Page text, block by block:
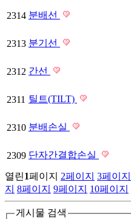
2314 분배선
2313 분기선
2312 간선
2311 틸트(TILT)
2310 분배손실
2309 단자간결합손실
열린1페이지 2페이지 3페이지
지 8페이지 9페이지 10페이지
게시물 검색